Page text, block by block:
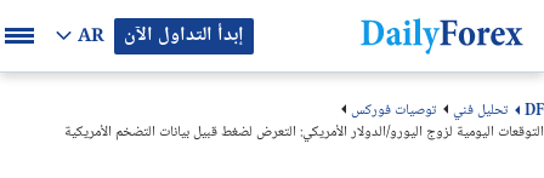
إبدأ التداول الآن AR
DF تحليل فني
توصيات فوركس
التوقعات اليومية لزوج اليورو/الدولار الأمريكي: التعرض لضغط قبيل بيانات التضخم الأمريكية